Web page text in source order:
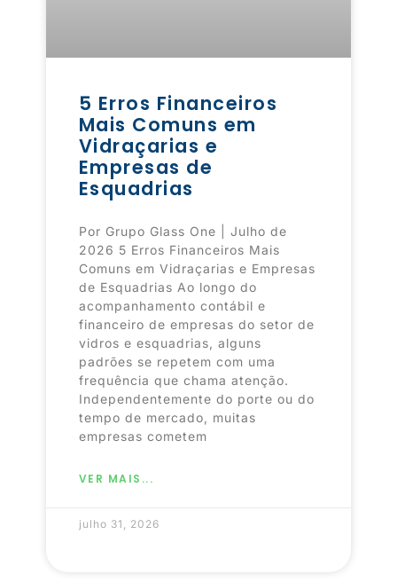
5 Erros Financeiros
Mais Comuns em
Vidraçarias e
Empresas de
Esquadrias
Por Grupo Glass One | Julho de
2026 5 Erros Financeiros Mais
Comuns em Vidraçarias e Empresas
de Esquadrias Ao longo do
acompanhamento contábil e
financeiro de empresas do setor de
vidros e esquadrias, alguns
padrões se repetem com uma
frequência que chama atenção.
Independentemente do porte ou do
tempo de mercado, muitas
empresas cometem
VER MAIS...
julho 31, 2026